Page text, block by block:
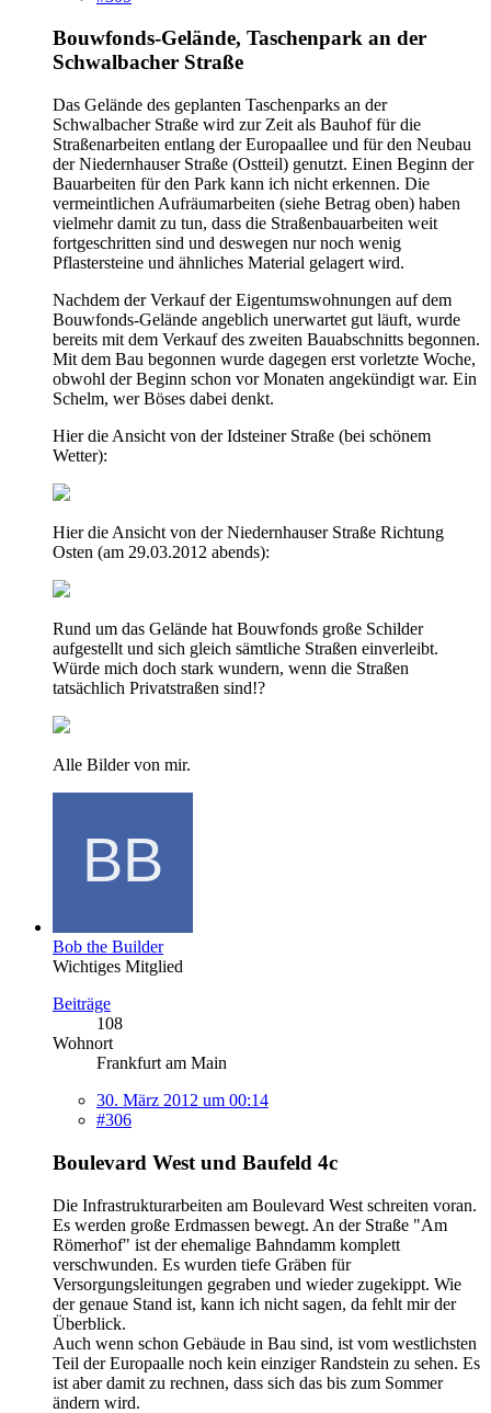
Bouwfonds-Gelände, Taschenpark an der
Schwalbacher Straße
Das Gelände des geplanten Taschenparks an der
Schwalbacher Straße wird zur Zeit als Bauhof für die
Straßenarbeiten entlang der Europaallee und für den Neubau
der Niedernhauser Straße (Ostteil) genutzt. Einen Beginn der
Bauarbeiten für den Park kann ich nicht erkennen. Die
vermeintlichen Aufräumarbeiten (siehe Betrag oben) haben
vielmehr damit zu tun, dass die Straßenbauarbeiten weit
fortgeschritten sind und deswegen nur noch wenig
Pflastersteine und ähnliches Material gelagert wird.
Nachdem der Verkauf der Eigentumswohnungen auf dem
Bouwfonds-Gelände angeblich unerwartet gut läuft, wurde
bereits mit dem Verkauf des zweiten Bauabschnitts begonnen.
Mit dem Bau begonnen wurde dagegen erst vorletzte Woche,
obwohl der Beginn schon vor Monaten angekündigt war. Ein
Schelm, wer Böses dabei denkt.
Hier die Ansicht von der Idsteiner Straße (bei schönem
Wetter):
Hier die Ansicht von der Niedernhauser Straße Richtung
Osten (am 29.03.2012 abends):
Rund um das Gelände hat Bouwfonds große Schilder
aufgestellt und sich gleich sämtliche Straßen einverleibt.
Würde mich doch stark wundern, wenn die Straßen
tatsächlich Privatstraßen sind!?
Alle Bilder von mir.
Bob the Builder
Wichtiges Mitglied
Beiträge
108
Wohnort
Frankfurt am Main
30. März 2012 um 00:14
#306
Boulevard West und Baufeld 4c
Die Infrastrukturarbeiten am Boulevard West schreiten voran.
Es werden große Erdmassen bewegt. An der Straße "Am
Römerhof" ist der ehemalige Bahndamm komplett
verschwunden. Es wurden tiefe Gräben für
Versorgungsleitungen gegraben und wieder zugekippt. Wie
der genaue Stand ist, kann ich nicht sagen, da fehlt mir der
Überblick.
Auch wenn schon Gebäude in Bau sind, ist vom westlichsten
Teil der Europaalle noch kein einziger Randstein zu sehen. Es
ist aber damit zu rechnen, dass sich das bis zum Sommer
ändern wird.